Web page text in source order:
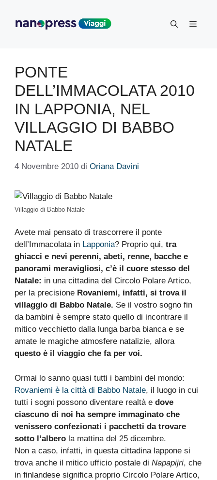
contenuto
Menu
PONTE
DELL’IMMACOLATA 2010
IN LAPPONIA, NEL
VILLAGGIO DI BABBO
NATALE
4 Novembre 2010 di Oriana Davini
Villaggio di Babbo Natale
Avete mai pensato di trascorrere il ponte
dell’Immacolata in Lapponia? Proprio qui, tra
ghiacci e nevi perenni, abeti, renne, bacche e
panorami meravigliosi, c’è il cuore stesso del
Natale: in una cittadina del Circolo Polare Artico,
per la precisione Rovaniemi, infatti, si trova il
villaggio di Babbo Natale. Se il vostro sogno fin
da bambini è sempre stato quello di incontrare il
mitico vecchietto dalla lunga barba bianca e se
amate le magiche atmosfere natalizie, allora
questo è il viaggio che fa per voi.
Ormai lo sanno quasi tutti i bambini del mondo:
Rovaniemi è la città di Babbo Natale, il luogo in cui
tutti i sogni possono diventare realtà e dove
ciascuno di noi ha sempre immaginato che
venissero confezionati i pacchetti da trovare
sotto l’albero la mattina del 25 dicembre.
Non a caso, infatti, in questa cittadina lappone si
trova anche il mitico ufficio postale di Napapijri, che
in finlandese significa proprio Circolo Polare Artico,